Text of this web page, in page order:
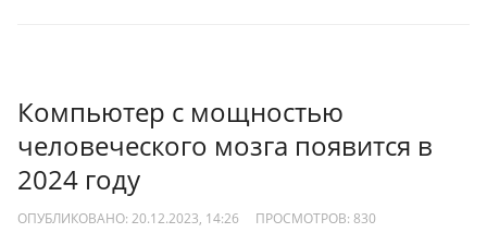
Компьютер с мощностью
человеческого мозга появится в
2024 году
ОПУБЛИКОВАНО: 20.12.2023, 14:26 ПРОСМОТРОВ: 830